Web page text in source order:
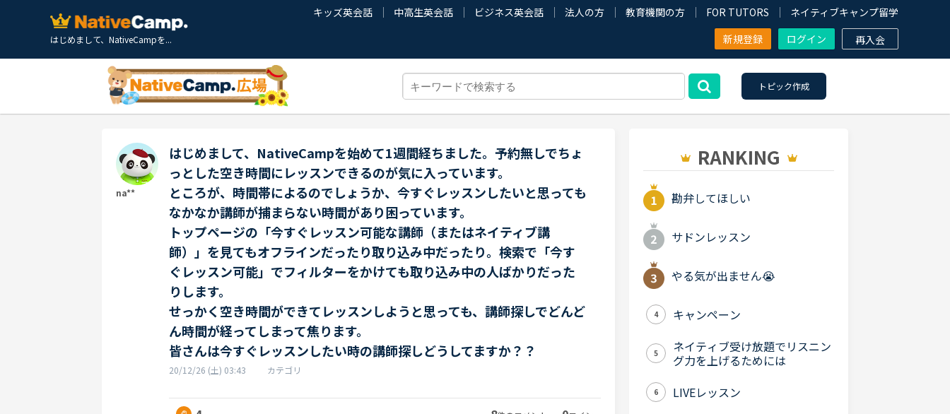
はじめまして、NativeCampを...
キッズ英会話 中高生英会話 ビジネス英会話 法人の方 教育機関の方 FOR TUTORS
ネイティブキャンプ留学
新規登録
ログイン 再入会
トピック作成
na**
はじめまして、NativeCampを始めて1週間経ちました。予約無しでちょ
っとした空き時間にレッスンできるのが気に入っています。
ところが、時間帯によるのでしょうか、今すぐレッスンしたいと思っても
なかなか講師が捕まらない時間があり困っています。
トップページの「今すぐレッスン可能な講師（またはネイティブ講
師）」を見てもオフラインだったり取り込み中だったり。検索で「今す
ぐレッスン可能」でフィルターをかけても取り込み中の人ばかりだった
りします。
せっかく空き時間ができてレッスンしようと思っても、講師探しでどんど
ん時間が経ってしまって焦ります。
皆さんは今すぐレッスンしたい時の講師探しどうしてますか？？
20/12/26 (土) 03:43 カテゴリ
RANKING
勘弁してほしい
サドンレッスン
やる気が出ません😭
4 キャンペーン
5
ネイティブ受け放題でリスニン
グ力を上げるためには
6 LIVEレッスン